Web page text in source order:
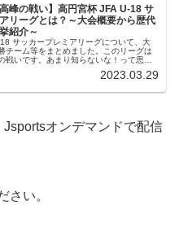
高峰の戦い】高円宮杯 JFA U-18 サ
リーグとは？～大会概要から歴代
紹介～
サッカープレミアリーグについて、大
チーム等をまとめました。このリーグは
戦いです。あまり知らないな！って思っ
2023.03.29
オンデマンドで配信
さい。